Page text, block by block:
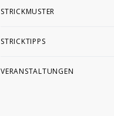
STRICKMUSTER
STRICKTIPPS
VERANSTALTUNGEN